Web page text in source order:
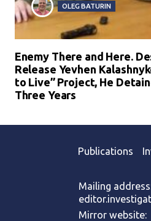
OLEG BATURIN
Enemy There and Here.
Release Yevhen
to Live” Project, He
Three Years
Publications
Mailing
Mirror website: